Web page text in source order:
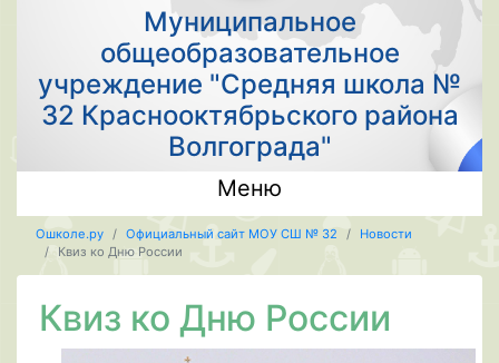
Муниципальное
общеобразовательное
учреждение "Средняя школа №
32 Краснооктябрьского района
Волгограда"
Меню
Ошколе.ру Официальный сайт МОУ СШ № 32
Новости
Квиз ко Дню России
Квиз ко Дню России